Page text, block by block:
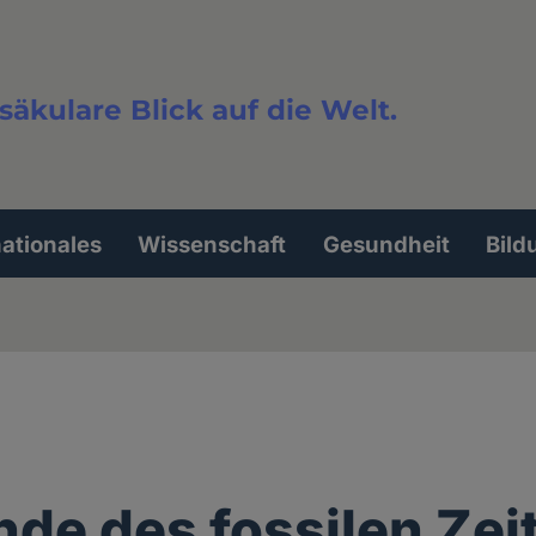
Blick auf die Welt.
Wissenschaft Gesundheit